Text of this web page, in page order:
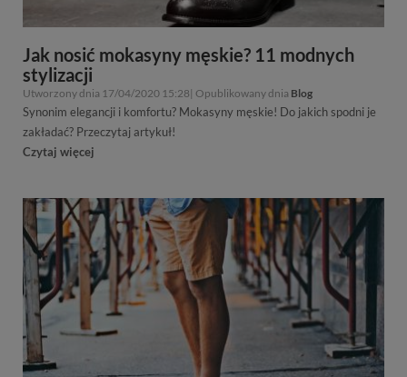
Jak nosić mokasyny męskie? 11 modnych
stylizacji
Utworzony dnia 17/04/2020 15:28| Opublikowany dnia Blog
Synonim elegancji i komfortu? Mokasyny męskie! Do jakich spodni je
zakładać? Przeczytaj artykuł!
Czytaj więcej